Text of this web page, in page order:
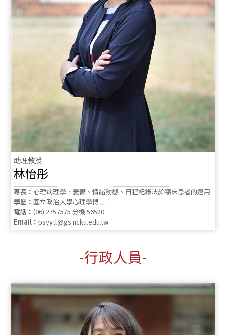
助理教授
林怡彤
專長： 心理病理學、憂鬱、情緒動態、日程紀錄法於臨床患者的運用
學歷： 國立政治大學心理學博士
電話： (06) 2757575 分機 56520
Email： psyytl@gs.ncku.edu.tw
-行政人員-